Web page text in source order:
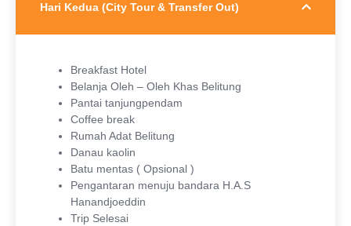
Hari Kedua (City Tour & Transfer Out)
Breakfast Hotel
Belanja Oleh – Oleh Khas Belitung
Pantai tanjungpendam
Coffee break
Rumah Adat Belitung
Danau kaolin
Batu mentas ( Opsional )
Pengantaran menuju bandara H.A.S
Hanandjoeddin
Trip Selesai